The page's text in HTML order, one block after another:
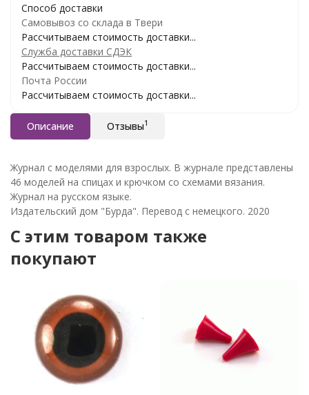
Способ доставки
Самовывоз со склада в Твери
Рассчитываем стоимость доставки...
Служба доставки СДЭК
Рассчитываем стоимость доставки...
Почта России
Рассчитываем стоимость доставки...
Описание Отзывы1
Журнал с моделями для взрослых. В журнале представлены
46 моделей на спицах и крючком со схемами вязания.
Журнал на русском языке.
Издательский дом "Бурда". Перевод с немецкого. 2020
C этим товаром также
покупают